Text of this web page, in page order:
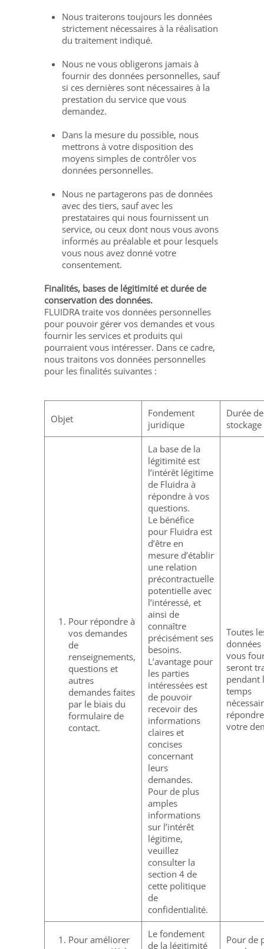
Nous traiterons toujours les données
strictement nécessaires à la réalisation
du traitement indiqué.
Nous ne vous obligerons jamais à
fournir des données personnelles, sauf
si ces dernières sont nécessaires à la
prestation du service que vous
demandez.
Dans la mesure du possible, nous
mettrons à votre disposition des
moyens simples de contrôler vos
données personnelles.
Nous ne partagerons pas de données
avec des tiers, sauf avec les
prestataires qui nous fournissent un
service, ou ceux dont nous vous avons
informés au préalable et pour lesquels
vous nous avez donné votre
consentement.
Finalités, bases de légitimité et durée de
conservation des données.
FLUIDRA traite vos données personnelles
pour pouvoir gérer vos demandes et vous
fournir les services et produits qui
pourraient vous intéresser. Dans ce cadre,
nous traitons vos données personnelles
pour les finalités suivantes :
Objet
Fondement
juridique
Durée de
stockage
Pour répondre à
vos demandes
de
renseignements,
questions et
autres
demandes faites
par le biais du
formulaire de
contact.
La base de la
légitimité est
l’intérêt légitime
de Fluidra à
répondre à vos
questions.
Le bénéfice
pour Fluidra est
d’être en
mesure d’établir
une relation
précontractuelle
potentielle avec
l’intéressé, et
ainsi de
connaître
précisément ses
besoins.
L’avantage pour
les parties
intéressées est
de pouvoir
recevoir des
informations
claires et
concises
concernant
leurs
demandes.
Pour de plus
amples
informations
sur l’intérêt
légitime,
veuillez
consulter la
section 4 de
cette politique
de
confidentialité.
Toutes
données
vous
seront
pendant
temps
votre
Pour améliorer
Le fondement
de la légitimité
Pour de